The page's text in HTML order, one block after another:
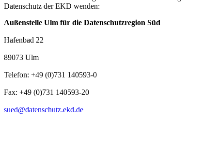
Datenschutz der EKD wenden:
Außenstelle Ulm für die Datenschutzregion Süd
Hafenbad 22
89073 Ulm
Telefon: +49 (0)731 140593-0
Fax: +49 (0)731 140593-20
sued@datenschutz.ekd.de